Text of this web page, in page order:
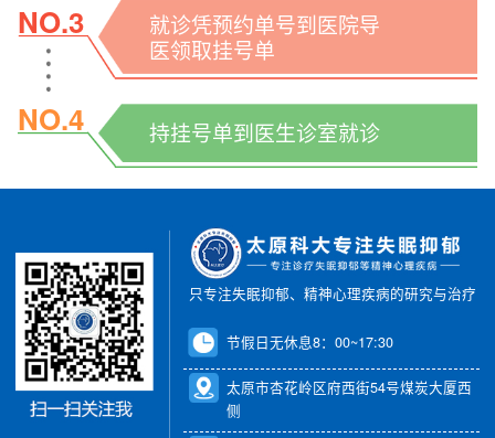
NO.3
就诊凭预约单号到医院导
医领取挂号单
NO.4 持挂号单到医生诊室就诊
只专注失眠抑郁、精神心理疾病的研究与治疗
节假日无休息8：00~17:30
太原市杏花岭区府西街54号煤炭大厦西
侧